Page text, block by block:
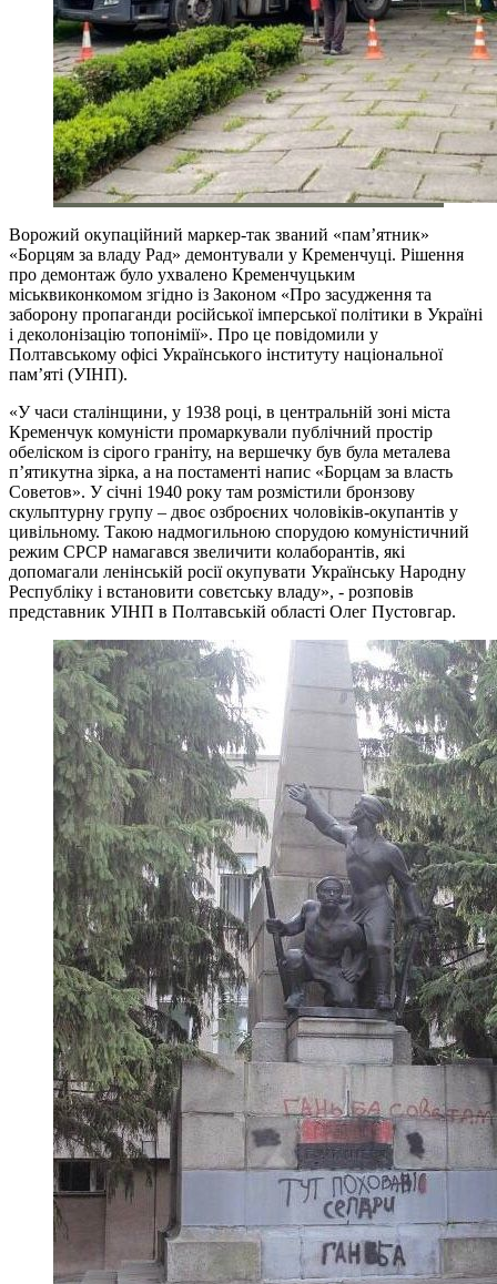
Ворожий окупаційний маркер-так званий «пам’ятник»
«Борцям за владу Рад» демонтували у Кременчуці. Рішення
про демонтаж було ухвалено Кременчуцьким
міськвиконкомом згідно із Законом «Про засудження та
заборону пропаганди російської імперської політики в Україні
і деколонізацію топонімії». Про це повідомили у
Полтавському офісі Українського інституту національної
пам’яті (УІНП).
«У часи сталінщини, у 1938 році, в центральній зоні міста
Кременчук комуністи промаркували публічний простір
обеліском із сірого граніту, на вершечку був була металева
п’ятикутна зірка, а на постаменті напис «Борцам за власть
Советов». У січні 1940 року там розмістили бронзову
скульптурну групу – двоє озброєних чоловіків-окупантів у
цивільному. Такою надмогильною спорудою комуністичний
режим СРСР намагався звеличити колаборантів, які
допомагали ленінській росії окупувати Українську Народну
Республіку і встановити совєтську владу», - розповів
представник УІНП в Полтавській області Олег Пустовгар.